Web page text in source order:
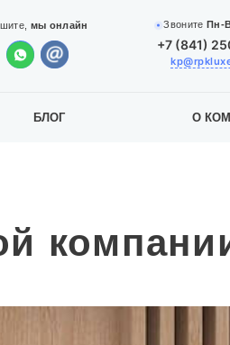
мы онлайн Звоните Пн-
+7 (841)
БЛОГ О